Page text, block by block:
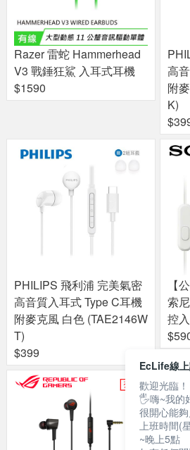
Razer 雷蛇 Hammerhead
V3 戰錘狂鯊 入耳式耳機
$1590
高
附
K)
PHILIPS 飛利浦 完美氣密
高音質入耳式 Type C耳機
附麥克風 白色 (TAE2146W
T)
$399
【
索
控
EcLife線
歡迎光臨！
🖐嗨~我的
很開心能
上班時間(
~晚上5點